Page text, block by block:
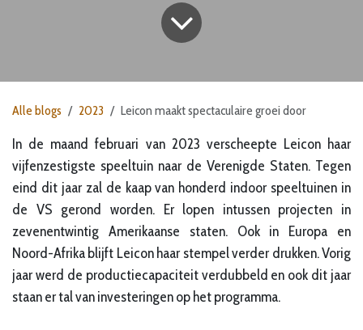
Alle blogs 2023 Leicon maakt spectaculaire groei door
In de maand februari van 2023 verscheepte Leicon haar
vijfenzestigste speeltuin naar de Verenigde Staten. Tegen
eind dit jaar zal de kaap van honderd indoor speeltuinen in
de VS gerond worden. Er lopen intussen projecten in
zevenentwintig Amerikaanse staten. Ook in Europa en
Noord-Afrika blijft Leicon haar stempel verder drukken. Vorig
jaar werd de productiecapaciteit verdubbeld en ook dit jaar
staan er tal van investeringen op het programma.